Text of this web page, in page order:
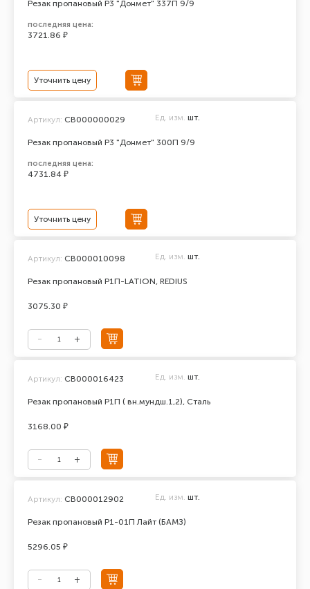
Резак пропановый Р3 "Донмет" 337П 9/9
последняя цена:
3721.86 ₽
Уточнить цену
Резак пропановый Р3 "Донмет" 300П 9/9
Артикул: СВ000000029 Ед. изм. шт.
последняя цена:
4731.84 ₽
Уточнить цену
Резак пропановый Р1П-LATION, REDIUS
Артикул: СВ000010098 Ед. изм. шт.
3075.30 ₽
Резак пропановый Р1П ( вн.мундш.1,2), Сталь
Артикул: СВ000016423 Ед. изм. шт.
3168.00 ₽
Резак пропановый Р1-01П Лайт (БАМЗ)
Артикул: СВ000012902 Ед. изм. шт.
5296.05 ₽